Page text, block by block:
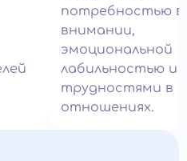
потребностью
внимании,
эмоциональной
лабильностью и
трудностями в
отношениях.